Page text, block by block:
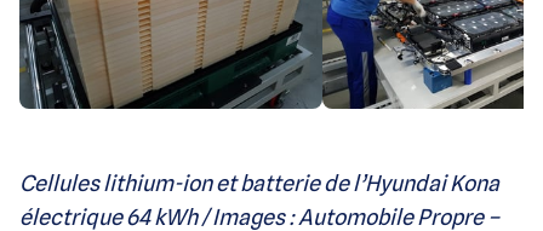
Cellules lithium-ion et batterie de l’Hyundai Kona
électrique 64 kWh / Images : Automobile Propre –